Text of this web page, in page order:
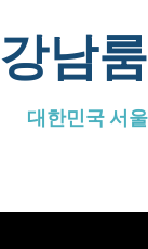
강남
대한민국 서